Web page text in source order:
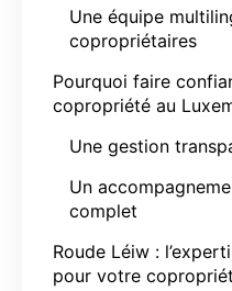
Une équipe
copropriétaires
Pourquoi faire
copropriété au
Une gestion
Un
complet
Roude Léiw :
pour votre